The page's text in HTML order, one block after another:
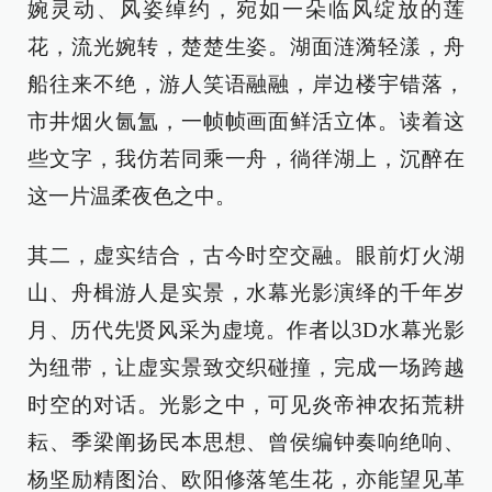
婉灵动、风姿绰约，宛如一朵临风绽放的莲
花，流光婉转，楚楚生姿。湖面涟漪轻漾，舟
船往来不绝，游人笑语融融，岸边楼宇错落，
市井烟火氤氲，一帧帧画面鲜活立体。读着这
些文字，我仿若同乘一舟，徜徉湖上，沉醉在
这一片温柔夜色之中。
其二，虚实结合，古今时空交融。眼前灯火湖
山、舟楫游人是实景，水幕光影演绎的千年岁
月、历代先贤风采为虚境。作者以3D水幕光影
为纽带，让虚实景致交织碰撞，完成一场跨越
时空的对话。光影之中，可见炎帝神农拓荒耕
耘、季梁阐扬民本思想、曾侯编钟奏响绝响、
杨坚励精图治、欧阳修落笔生花，亦能望见革